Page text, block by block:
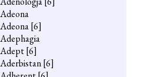
Adeona
Adeona[6]
Adephagia
Adept[6]
Aderbistan[6]